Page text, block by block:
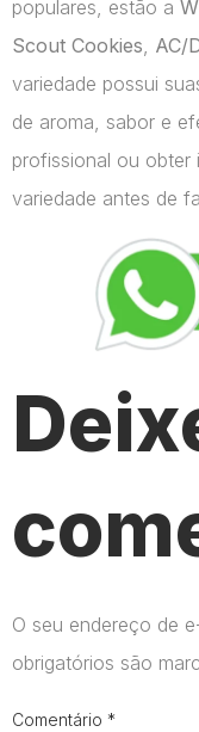
populares, estão a
Scout Cookies AC/
variedade possui
de aroma, sabor e
profissional ou obter
variedade antes de
O seu endereço de
obrigatórios são
Comentário *